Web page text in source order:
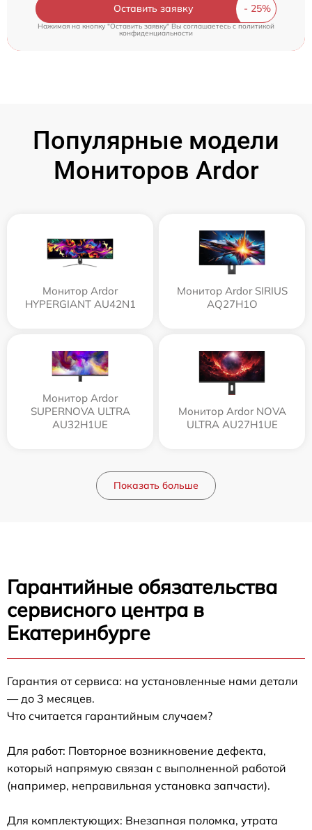
Оставить заявку
Нажимая на кнопку "Оставить заявку" Вы соглашаетесь c политикой
конфиденциальности
Популярные модели
Мониторов Ardor
Монитор Ardor
HYPERGIANT AU42N1
Монитор Ardor SIRIUS
AQ27H1O
Монитор Ardor
SUPERNOVA ULTRA
AU32H1UE
Монитор Ardor NOVA
ULTRA AU27H1UE
Показать больше
Гарантийные обязательства
сервисного центра в
Екатеринбурге
Гарантия от сервиса: на установленные нами детали
— до 3 месяцев.
Что считается гарантийным случаем?
Для работ: Повторное возникновение дефекта,
который напрямую связан с выполненной работой
(например, неправильная установка запчасти).
Для комплектующих: Внезапная поломка, утрата